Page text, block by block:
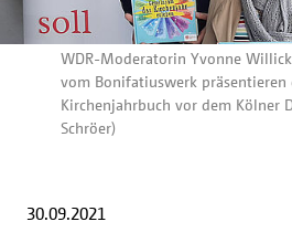
WDR-Moderatorin Yvonne
vom Bonifatiuswerk präsentieren
Kirchenjahrbuch vor dem Kölner
Schröer)
30.09.2021